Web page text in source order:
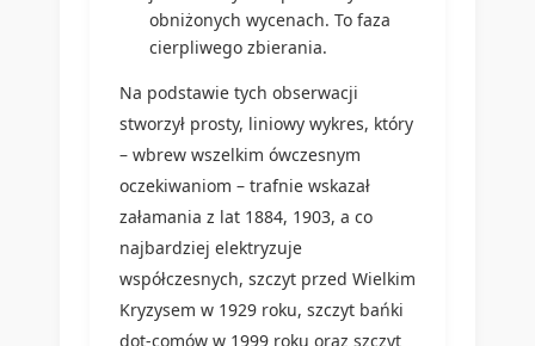
obniżonych wycenach. To faza
cierpliwego zbierania.
Na podstawie tych obserwacji
stworzył prosty, liniowy wykres, który
– wbrew wszelkim ówczesnym
oczekiwaniom – trafnie wskazał
załamania z lat 1884, 1903, a co
najbardziej elektryzuje
współczesnych, szczyt przed Wielkim
Kryzysem w 1929 roku, szczyt bańki
dot-comów w 1999 roku oraz szczyt